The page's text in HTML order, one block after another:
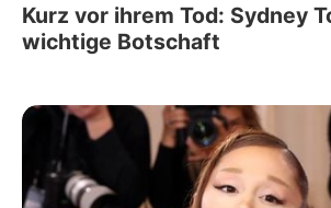
Kurz vor ihrem Tod: Sydney
wichtige Botschaft